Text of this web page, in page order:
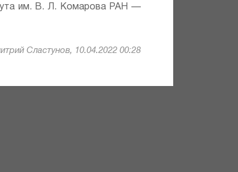
им. В. Л. Комарова РАН —
Сластунов, 10.04.2022 00:28